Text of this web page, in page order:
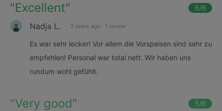
"Excellent" 6/6
Nadja L. 2 years ago · 1 review
Es war sehr lecker! Vor allem die Vorspeisen sind sehr zu
empfehlen! Personal war total nett. Wir haben uns
rundum wohl gefühlt.
"Very good" 5/6